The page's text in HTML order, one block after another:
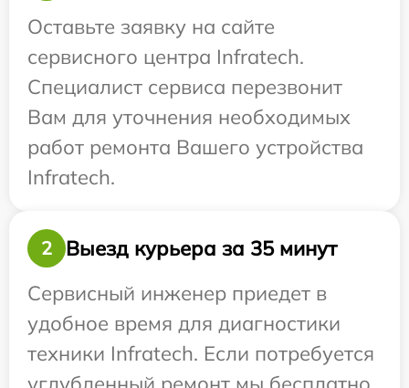
Оставьте заявку на сайте
сервисного центра Infratech.
Специалист сервиса перезвонит
Вам для уточнения необходимых
работ ремонта Вашего устройства
Infratech.
2
Выезд курьера за 35 минут
Сервисный инженер приедет в
удобное время для диагностики
техники Infratech. Если потребуется